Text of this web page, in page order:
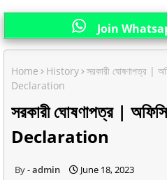
Join
Home History সরকারী ঘোষণাপত্র |
Declaration
সরকারী ঘোষণাপত্র |
Declaration
admin June 18, 2023